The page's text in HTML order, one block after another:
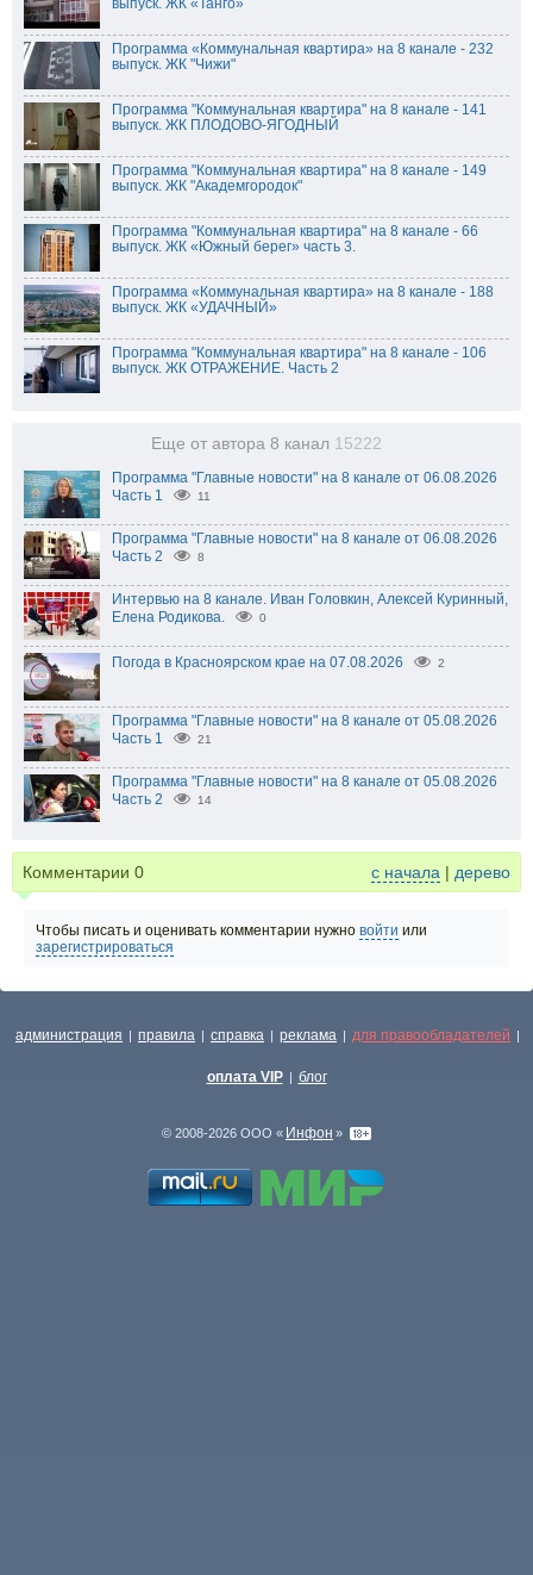
выпуск. ЖК «Танго»
Программа «Коммунальная квартира» на 8 канале - 232
выпуск. ЖК "Чижи"
Программа "Коммунальная квартира" на 8 канале - 141
выпуск. ЖК ПЛОДОВО-ЯГОДНЫЙ
Программа "Коммунальная квартира" на 8 канале - 149
выпуск. ЖК "Академгородок"
Программа "Коммунальная квартира" на 8 канале - 66
выпуск. ЖК «Южный берег» часть 3.
Программа «Коммунальная квартира» на 8 канале - 188
выпуск. ЖК «УДАЧНЫЙ»
Программа "Коммунальная квартира" на 8 канале - 106
выпуск. ЖК ОТРАЖЕНИЕ. Часть 2
Еще от автора 8 канал 15222
Программа "Главные новости" на 8 канале от 06.08.2026
Часть 1
11
Программа "Главные новости" на 8 канале от 06.08.2026
Часть 2
8
Интервью на 8 канале. Иван Головкин, Алексей Куринный,
Елена Родикова.
0
Погода в Красноярском крае на 07.08.2026 2
Программа "Главные новости" на 8 канале от 05.08.2026
Часть 1
21
Программа "Главные новости" на 8 канале от 05.08.2026
Часть 2
14
Комментарии 0 с начала | дерево
Чтобы писать и оценивать комментарии нужно войти или
зарегистрироваться
администрация | правила | справка | реклама | для правообладателей |
оплата VIP | блог
© 2008-2026 ООО « Инфон »